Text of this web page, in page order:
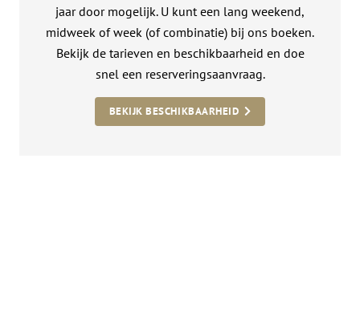
jaar door mogelijk. U kunt een lang weekend,
midweek of week (of combinatie) bij ons boeken.
Bekijk de tarieven en beschikbaarheid en doe
snel een reserveringsaanvraag.
BEKIJK BESCHIKBAARHEID